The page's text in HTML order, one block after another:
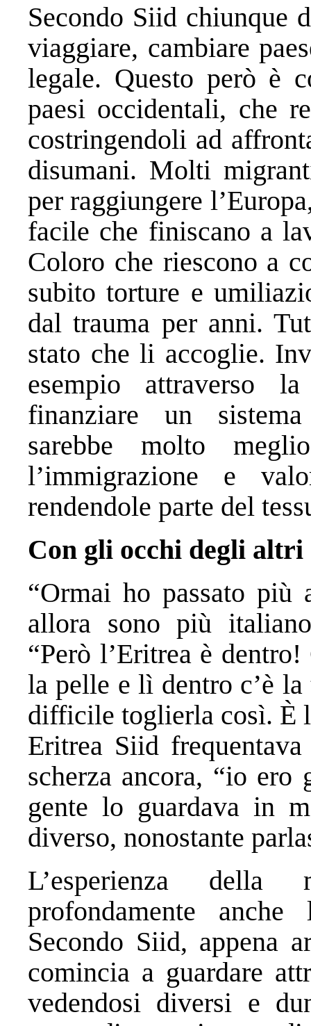
Secondo Siid chiunque
viaggiare, cambiare
legale. Questo però è
paesi occidentali, che
costringendoli ad
disumani. Molti
per raggiungere
facile che finiscano a
Coloro che riescono a
subito torture e
dal trauma per anni.
stato che li accoglie.
esempio attraverso
finanziare un sistema
sarebbe molto
l’immigrazione e
rendendole parte del
Con gli occhi degli altri
“Ormai ho passato
allora sono più
“Però l’Eritrea è
la pelle e lì dentro c’è
difficile toglierla così. È
Eritrea Siid
scherza ancora, “io
gente lo guardava in
diverso, nonostante
L’esperienza della
profondamente
Secondo Siid, appena
comincia a guardare
vedendosi diversi e